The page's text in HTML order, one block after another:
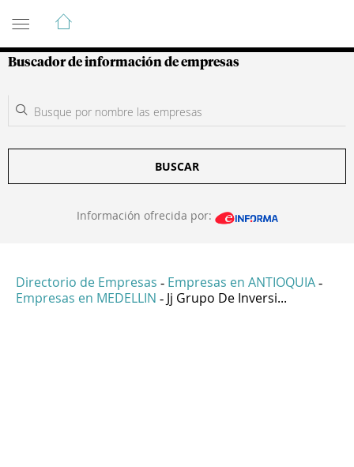
Guía de Empresas Colombianas
Buscador de información de empresas
BUSCAR
Información ofrecida por:
Directorio de Empresas - Empresas en ANTIOQUIA -
Empresas en MEDELLIN - Jj Grupo De Inversi...